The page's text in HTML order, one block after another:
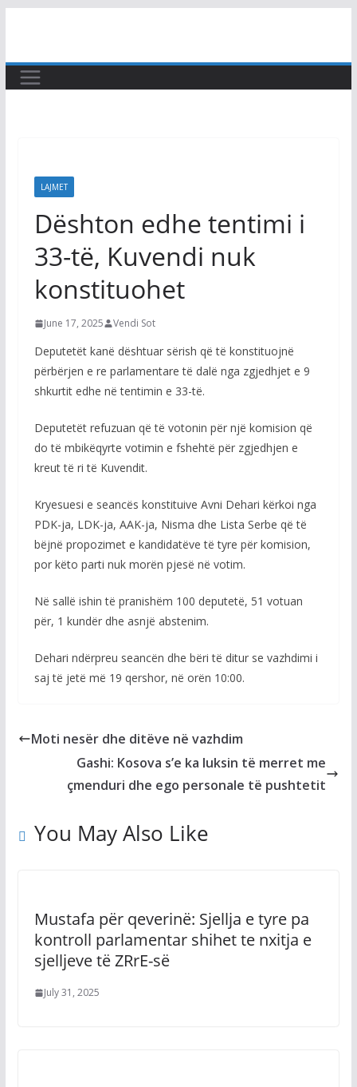
content
LAJMET
Dështon edhe tentimi i
33-të, Kuvendi nuk
konstituohet
June 17, 2025 Vendi Sot
Deputetët kanë dështuar sërish që të konstituojnë
përbërjen e re parlamentare të dalë nga zgjedhjet e 9
shkurtit edhe në tentimin e 33-të.
Deputetët refuzuan që të votonin për një komision që
do të mbikëqyrte votimin e fshehtë për zgjedhjen e
kreut të ri të Kuvendit.
Kryesuesi e seancës konstituive Avni Dehari kërkoi nga
PDK-ja, LDK-ja, AAK-ja, Nisma dhe Lista Serbe që të
bëjnë propozimet e kandidatëve të tyre për komision,
por këto parti nuk morën pjesë në votim.
Në sallë ishin të pranishëm 100 deputetë, 51 votuan
për, 1 kundër dhe asnjë abstenim.
Dehari ndërpreu seancën dhe bëri të ditur se vazhdimi i
saj të jetë më 19 qershor, në orën 10:00.
Moti nesër dhe ditëve në vazhdim
Gashi: Kosova s’e ka luksin të merret me
çmenduri dhe ego personale të pushtetit
You May Also Like
Mustafa për qeverinë: Sjellja e tyre pa
kontroll parlamentar shihet te nxitja e
sjelljeve të ZRrE-së
July 31, 2025